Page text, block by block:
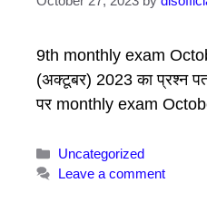
9th monthly exam
(अक्टूबर) 2023 का प्रश्न
पर monthly exam
Categories
Uncategorized
Leave a comment